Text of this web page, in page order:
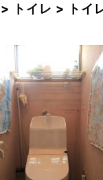
> トイレ > トイ